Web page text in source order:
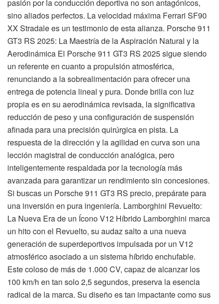
pasión por la conducción deportiva no son antagónicos,
sino aliados perfectos. La velocidad máxima Ferrari SF90
XX Stradale es un testimonio de esta alianza. Porsche 911
GT3 RS 2025: La Maestría de la Aspiración Natural y la
Aerodinámica El Porsche 911 GT3 RS 2025 sigue siendo
un referente en cuanto a propulsión atmosférica,
renunciando a la sobrealimentación para ofrecer una
entrega de potencia lineal y pura. Donde brilla con luz
propia es en su aerodinámica revisada, la significativa
reducción de peso y una configuración de suspensión
afinada para una precisión quirúrgica en pista. La
respuesta de la dirección y la agilidad en curva son una
lección magistral de conducción analógica, pero
inteligentemente respaldada por la tecnología más
avanzada para garantizar un rendimiento sin concesiones.
Si buscas un Porsche 911 GT3 RS precio, prepárate para
una inversión en pura ingeniería. Lamborghini Revuelto:
La Nueva Era de un Ícono V12 Híbrido Lamborghini marca
un hito con el Revuelto, su audaz salto a una nueva
generación de superdeportivos impulsada por un V12
atmosférico asociado a un sistema híbrido enchufable.
Este coloso de más de 1.000 CV, capaz de alcanzar los
100 km/h en tan solo 2,5 segundos, preserva la esencia
radical de la marca. Su diseño es tan impactante como sus